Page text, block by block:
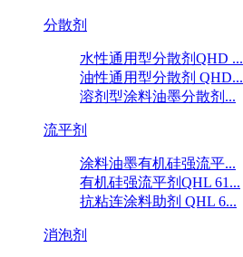
分散剂
水性通用型分散剂QHD ...
油性通用型分散剂 QHD...
溶剂型涂料油墨分散剂...
流平剂
涂料油墨有机硅强流平...
有机硅强流平剂QHL 61...
抗粘连涂料助剂 QHL 6...
消泡剂